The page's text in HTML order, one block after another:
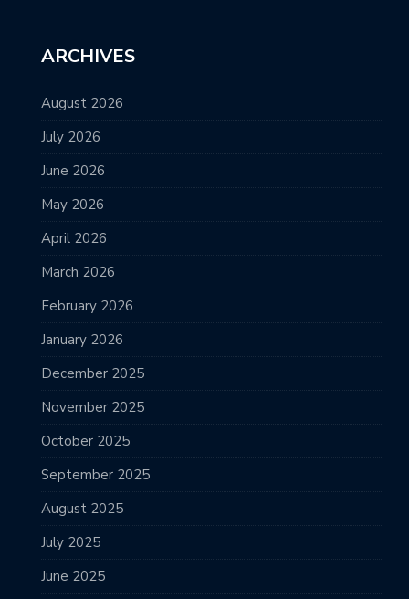
ARCHIVES
August 2026
July 2026
June 2026
May 2026
April 2026
March 2026
February 2026
January 2026
December 2025
November 2025
October 2025
September 2025
August 2025
July 2025
June 2025